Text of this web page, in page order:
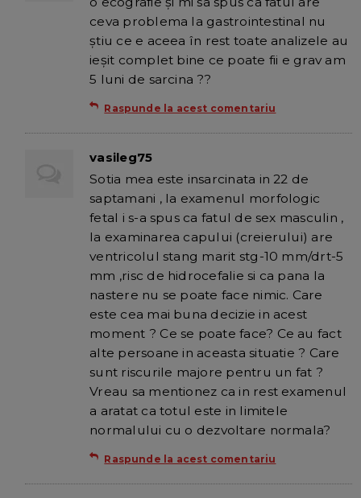
ceva problema la gastrointestinal nu
știu ce e aceea în rest toate analizele au
ieșit complet bine ce poate fii e grav am
5 luni de sarcina ??
Raspunde la acest comentariu
vasileg75
Sotia mea este insarcinata in 22 de
saptamani , la examenul morfologic
fetal i s-a spus ca fatul de sex masculin ,
la examinarea capului (creierului) are
ventricolul stang marit stg-10 mm/drt-5
mm ,risc de hidrocefalie si ca pana la
nastere nu se poate face nimic. Care
este cea mai buna decizie in acest
moment ? Ce se poate face? Ce au fact
alte persoane in aceasta situatie ? Care
sunt riscurile majore pentru un fat ?
Vreau sa mentionez ca in rest examenul
a aratat ca totul este in limitele
normalului cu o dezvoltare normala?
Raspunde la acest comentariu